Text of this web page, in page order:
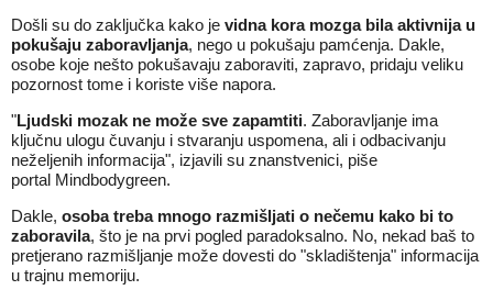
Došli su do zaključka kako je vidna kora mozga bila aktivnija u
pokušaju zaboravljanja, nego u pokušaju pamćenja. Dakle,
osobe koje nešto pokušavaju zaboraviti, zapravo, pridaju veliku
pozornost tome i koriste više napora.
"Ljudski mozak ne može sve zapamtiti. Zaboravljanje ima
ključnu ulogu čuvanju i stvaranju uspomena, ali i odbacivanju
neželjenih informacija", izjavili su znanstvenici, piše
portal Mindbodygreen.
Dakle, osoba treba mnogo razmišljati o nečemu kako bi to
zaboravila, što je na prvi pogled paradoksalno. No, nekad baš to
pretjerano razmišljanje može dovesti do "skladištenja" informacija
u trajnu memoriju.